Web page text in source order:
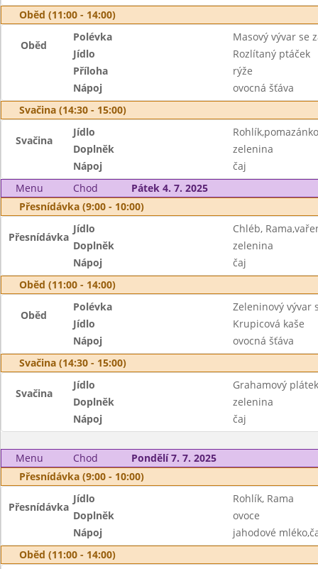
Oběd (11:00 - 14:00)
Oběd
Polévka
Masový vývar se
Jídlo
Rozlítaný ptáček
Příloha
rýže
Nápoj
ovocná šťáva
Svačina (14:30 - 15:00)
Svačina
Jídlo
Doplněk
zelenina
Nápoj
čaj
Menu
Chod
Pátek 4. 7. 2025
Přesnídávka (9:00 - 10:00)
Přesnídávka
Jídlo
Chléb,
Doplněk
zelenina
Nápoj
čaj
Oběd (11:00 - 14:00)
Oběd
Polévka
Zeleninový vývar
Jídlo
Krupicová kaše
Nápoj
ovocná šťáva
Svačina (14:30 - 15:00)
Svačina
Jídlo
Grahamový
Doplněk
zelenina
Nápoj
čaj
Menu Chod
Pondělí 7. 7. 2025
Přesnídávka (9:00 - 10:00)
Přesnídávka
Jídlo
Rohlík, Rama
Doplněk
ovoce
Nápoj
jahodové
Oběd (11:00 - 14:00)